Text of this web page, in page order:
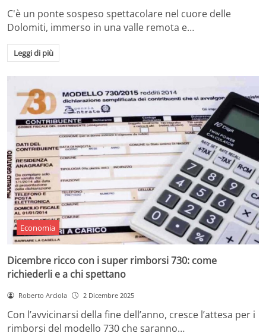
C'è un ponte sospeso spettacolare nel cuore delle
Dolomiti, immerso in una valle remota e…
Leggi di più
Economia
Dicembre ricco con i super rimborsi 730: come
richiederli e a chi spettano
Roberto Arciola 2 Dicembre 2025
Con l’avvicinarsi della fine dell’anno, cresce l’attesa per i
rimborsi del modello 730 che saranno…